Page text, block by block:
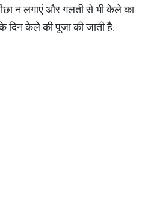
न लगाएं और गलती से भी केले का
केले की पूजा की जाती है.